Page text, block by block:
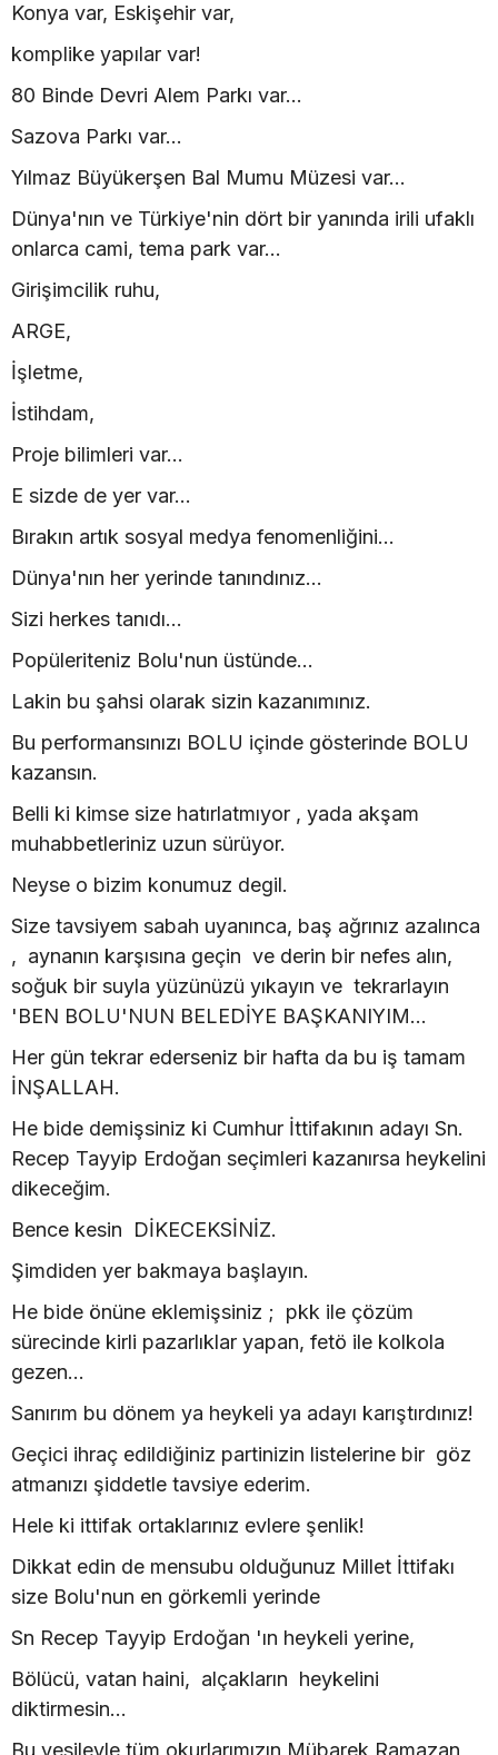
Konya var, Eskişehir var,
komplike yapılar var!
80 Binde Devri Alem Parkı var...
Sazova Parkı var...
Yılmaz Büyükerşen Bal Mumu Müzesi var...
Dünya'nın ve Türkiye'nin dört bir yanında irili ufaklı
onlarca cami, tema park var...
Girişimcilik ruhu,
ARGE,
İşletme,
İstihdam,
Proje bilimleri var...
E sizde de yer var...
Bırakın artık sosyal medya fenomenliğini...
Dünya'nın her yerinde tanındınız...
Sizi herkes tanıdı...
Popüleriteniz Bolu'nun üstünde...
Lakin bu şahsi olarak sizin kazanımınız.
Bu performansınızı BOLU içinde gösterinde BOLU
kazansın.
Belli ki kimse size hatırlatmıyor , yada akşam
muhabbetleriniz uzun sürüyor.
Neyse o bizim konumuz degil.
Size tavsiyem sabah uyanınca, baş ağrınız azalınca
, aynanın karşısına geçin ve derin bir nefes alın,
soğuk bir suyla yüzünüzü yıkayın ve tekrarlayın
'BEN BOLU'NUN BELEDİYE BAŞKANIYIM...
Her gün tekrar ederseniz bir hafta da bu iş tamam
İNŞALLAH.
He bide demişsiniz ki Cumhur İttifakının adayı Sn.
Recep Tayyip Erdoğan seçimleri kazanırsa heykelini
dikeceğim.
Bence kesin DİKECEKSİNİZ.
Şimdiden yer bakmaya başlayın.
He bide önüne eklemişsiniz ; pkk ile çözüm
sürecinde kirli pazarlıklar yapan, fetö ile kolkola
gezen...
Sanırım bu dönem ya heykeli ya adayı karıştırdınız!
Geçici ihraç edildiğiniz partinizin listelerine bir göz
atmanızı şiddetle tavsiye ederim.
Hele ki ittifak ortaklarınız evlere şenlik!
Dikkat edin de mensubu olduğunuz Millet İttifakı
size Bolu'nun en görkemli yerinde
Sn Recep Tayyip Erdoğan 'ın heykeli yerine,
Bölücü, vatan haini, alçakların heykelini
diktirmesin...
Bu vesileyle tüm okurlarımızın Mübarek Ramazan